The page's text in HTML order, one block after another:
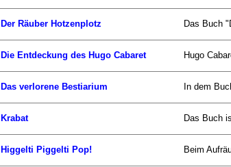
Der Räuber Hotzenplotz Das Buch
Die Entdeckung des Hugo Cabaret Hugo
Das verlorene Bestiarium In dem
Krabat Das Buch
Higgelti Piggelti Pop! Beim